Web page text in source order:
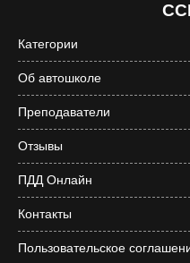
Категории
Об автошколе
Преподаватели
Отзывы
ПДД Онлайн
Контакты
Пользовательское